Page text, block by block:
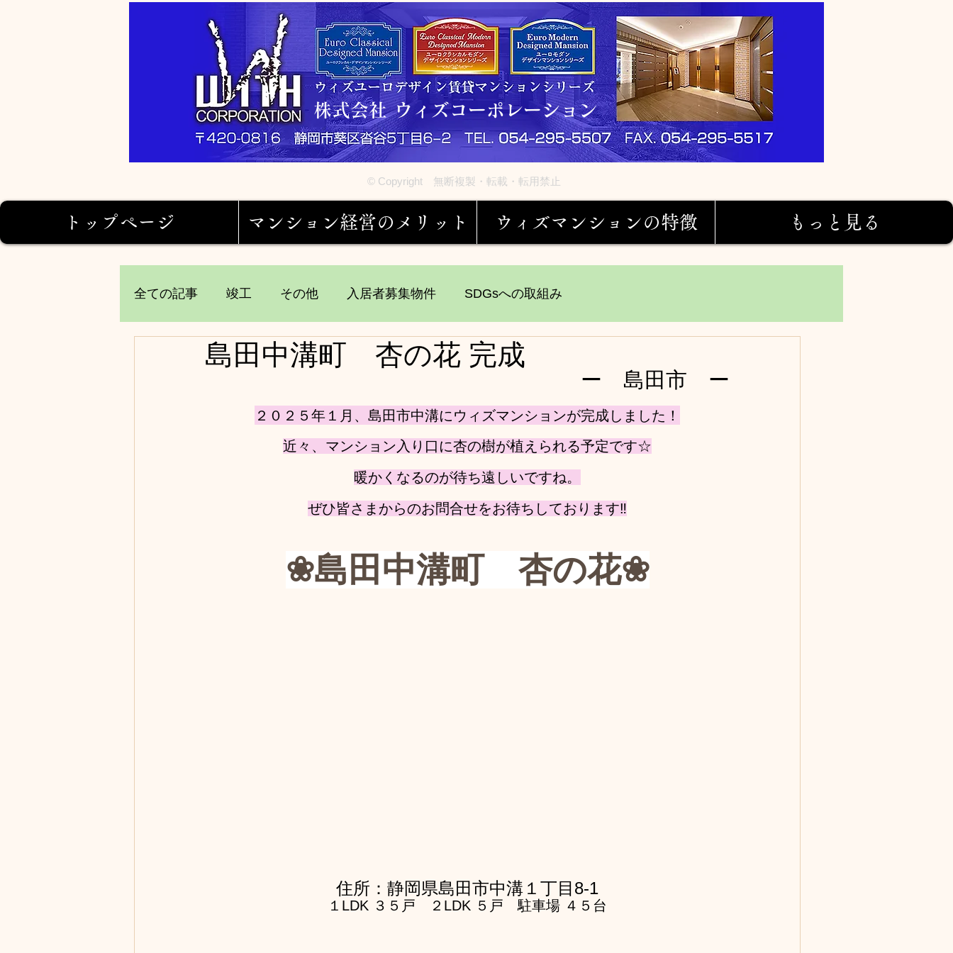
株式会社 ウィズコーポレーション
© Copyright 無断複製・転載・転用禁止
トップページ マンション経営のメリット ウィズマンションの特徴 もっと見る
全ての記事 竣工 その他 入居者募集物件 SDGsへの取組み
島田中溝町 杏の花 完成
ー　島田市　ー
２０２５年１月、島田市中溝にウィズマンションが完成しました！
近々、マンション入り口に杏の樹が植えられる予定です☆
暖かくなるのが待ち遠しいですね。
ぜひ皆さまからのお問合せをお待ちしております‼
❀島田中溝町　杏の花❀
住所：静岡県島田市中溝１丁目8-1
１LDK ３５戸　２LDK ５戸　駐車場 ４５台